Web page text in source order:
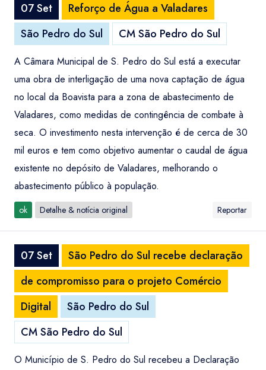
07 Set
Reforço de Água a Valadares
São Pedro do Sul
CM São Pedro do Sul
A Câmara Municipal de S. Pedro do Sul está a executar
uma obra de interligação de uma nova captação de água
no local da Boavista para a zona de abastecimento de
Valadares, como medidas de contingência de combate à
seca. O investimento nesta intervenção é de cerca de 30
mil euros e tem como objetivo aumentar o caudal de água
existente no depósito de Valadares, melhorando o
abastecimento público à população.
ok Detalhe & notícia original Reportar
07 Set
São Pedro do Sul recebe declaração
de compromisso para o projeto Comércio
Digital
São Pedro do Sul
CM São Pedro do Sul
O Município de S. Pedro do Sul recebeu a Declaração